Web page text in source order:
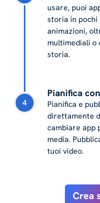
usare, puoi
storia in pochi
animazioni,
multimediali o
storia.
4
Pianifica
Pianifica e
direttamente
cambiare app
media.
tuoi video.
Crea